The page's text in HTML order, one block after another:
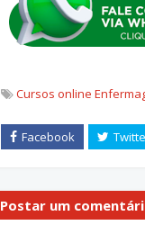
Cursos online
Postar um